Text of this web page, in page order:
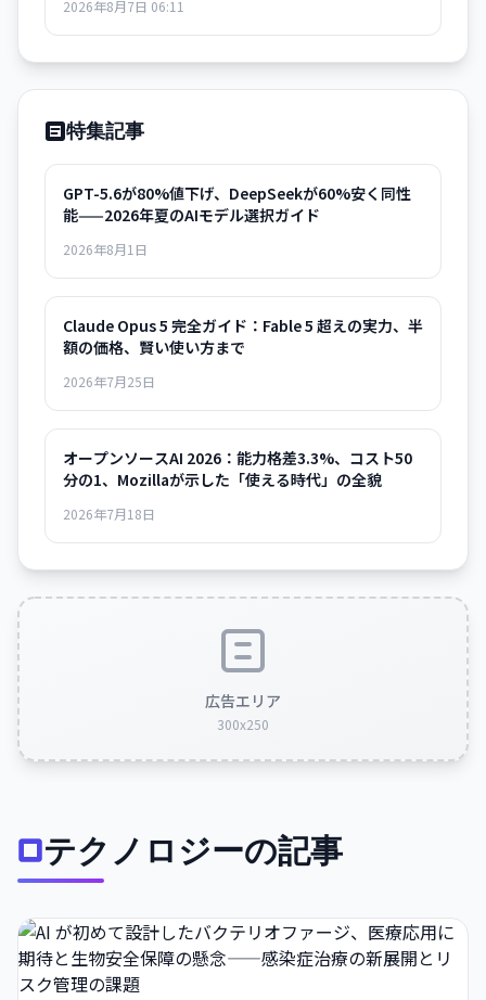
上の重大な転換点を意味する。
2026年8月7日 06:11
特集記事
GPT-5.6が80%値下げ、DeepSeekが60%安く同性
能——2026年夏のAIモデル選択ガイド
2026年8月1日
Claude Opus 5 完全ガイド：Fable 5 超えの実力、半
額の価格、賢い使い方まで
2026年7月25日
オープンソースAI 2026：能力格差3.3%、コスト50
分の1、Mozillaが示した「使える時代」の全貌
2026年7月18日
広告エリア
300x250
テクノロジーの記事